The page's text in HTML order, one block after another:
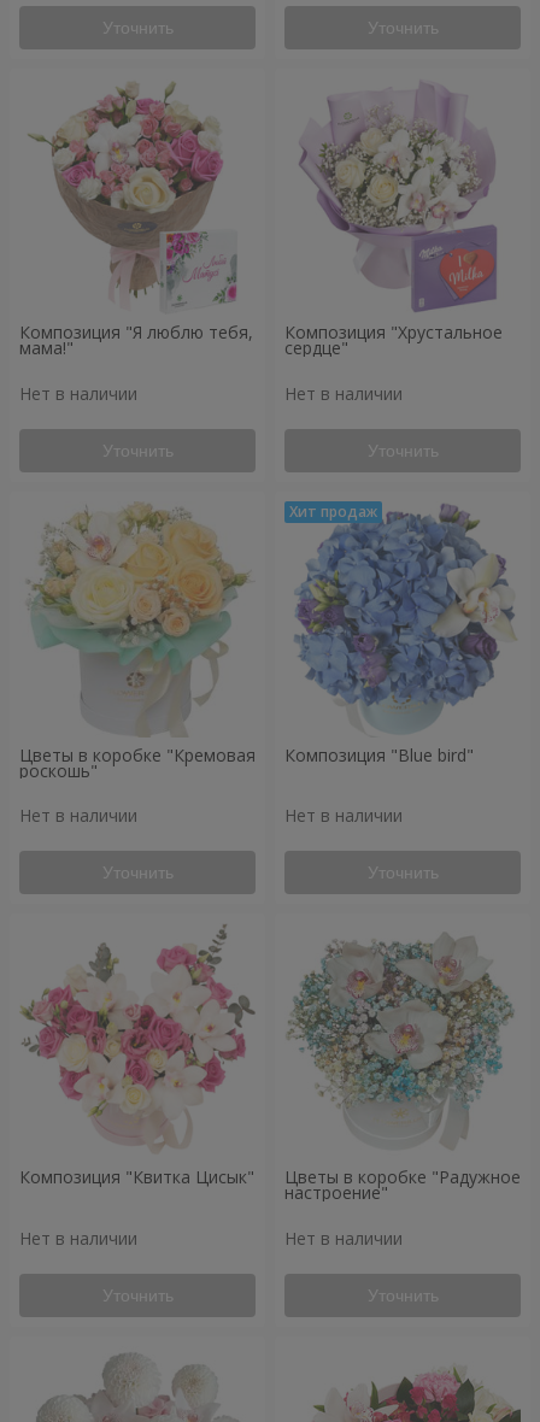
Уточнить Уточнить
Композиция "Я люблю тебя,
мама!"
Нет в наличии
Уточнить
Композиция "Хрустальное
сердце"
Нет в наличии
Уточнить
Цветы в коробке "Кремовая
роскошь"
Нет в наличии
Уточнить
Композиция "Blue bird"
Нет в наличии
Уточнить
Композиция "Квитка Цисык"
Нет в наличии
Уточнить
Цветы в коробке "Радужное
настроение"
Нет в наличии
Уточнить